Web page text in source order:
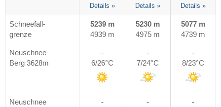
Details » Details » Details »
Schneefall-
grenze
5239 m
4939 m
5230 m
4975 m
5077 m
4739 m
Neuschnee
Berg 3628m
-
6/26°C
-
7/24°C
-
8/23°C
Neuschnee
-
-
-